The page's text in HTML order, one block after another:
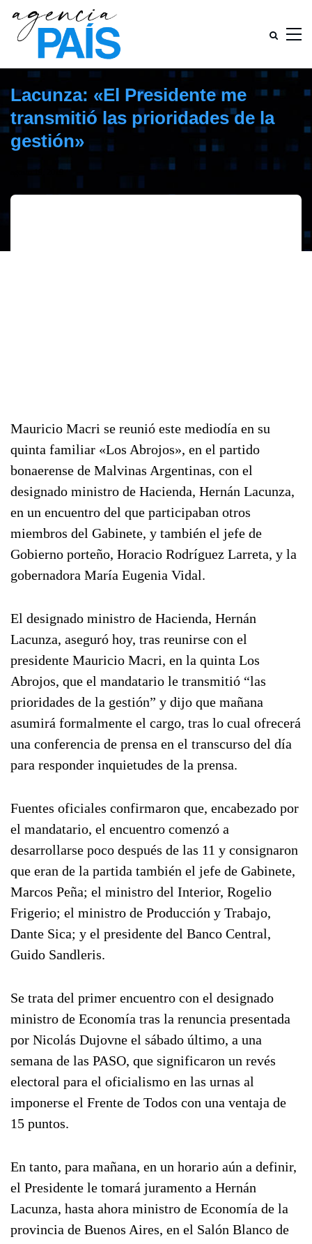
Lacunza: «El Presidente me
transmitió las prioridades de la
gestión»
agosto 19, 2019
Mauricio Macri se reunió este mediodía en su
quinta familiar «Los Abrojos», en el partido
bonaerense de Malvinas Argentinas, con el
designado ministro de Hacienda, Hernán Lacunza,
en un encuentro del que participaban otros
miembros del Gabinete, y también el jefe de
Gobierno porteño, Horacio Rodríguez Larreta, y la
gobernadora María Eugenia Vidal.
El designado ministro de Hacienda, Hernán
Lacunza, aseguró hoy, tras reunirse con el
presidente Mauricio Macri, en la quinta Los
Abrojos, que el mandatario le transmitió “las
prioridades de la gestión” y dijo que mañana
asumirá formalmente el cargo, tras lo cual ofrecerá
una conferencia de prensa en el transcurso del día
para responder inquietudes de la prensa.
Fuentes oficiales confirmaron que, encabezado por
el mandatario, el encuentro comenzó a
desarrollarse poco después de las 11 y consignaron
que eran de la partida también el jefe de Gabinete,
Marcos Peña; el ministro del Interior, Rogelio
Frigerio; el ministro de Producción y Trabajo,
Dante Sica; y el presidente del Banco Central,
Guido Sandleris.
Se trata del primer encuentro con el designado
ministro de Economía tras la renuncia presentada
por Nicolás Dujovne el sábado último, a una
semana de las PASO, que significaron un revés
electoral para el oficialismo en las urnas al
imponerse el Frente de Todos con una ventaja de
15 puntos.
En tanto, para mañana, en un horario aún a definir,
el Presidente le tomará juramento a Hernán
Lacunza, hasta ahora ministro de Economía de la
provincia de Buenos Aires, en el Salón Blanco de